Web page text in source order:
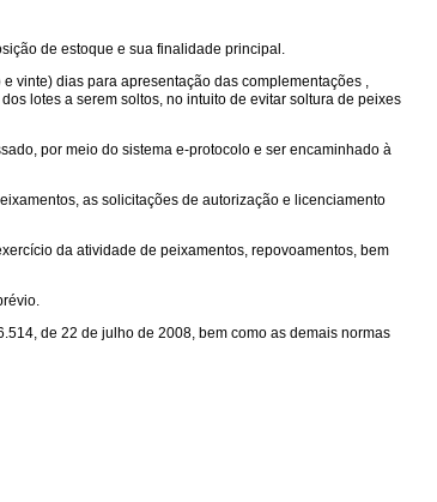
de estoque e sua finalidade principal.
vinte) dias para apresentação das complementações ,
lotes a serem soltos, no intuito de evitar soltura de peixes
por meio do sistema e-protocolo e ser encaminhado à
as solicitações de autorização e licenciamento
da atividade de peixamentos, repovoamentos, bem
de 22 de julho de 2008, bem como as demais normas